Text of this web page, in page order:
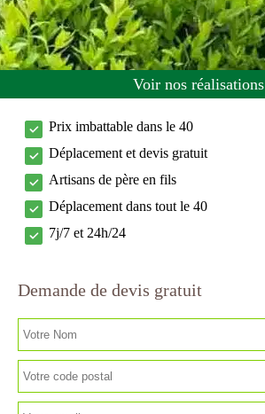
Voir nos réalisations
Prix imbattable dans le 40
Déplacement et devis gratuit
Artisans de père en fils
Déplacement dans tout le 40
7j/7 et 24h/24
Demande de devis gratuit